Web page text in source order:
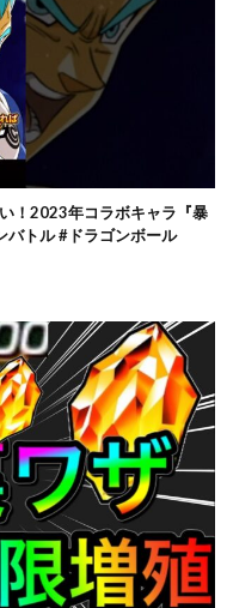
！2023年コラボキャラ『暴
バトル #ドラゴンボール